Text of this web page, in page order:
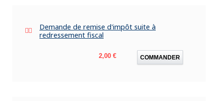
Demande de remise d'impôt suite à
redressement fiscal
Prix
2,00 € COMMANDER